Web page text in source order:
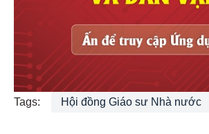
Tags: Hội đồng Giáo sư Nhà nước